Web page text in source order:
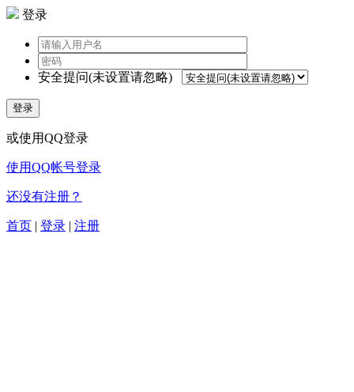
登录
安全提问(未设置请忽略)
登录
或使用QQ登录
使用QQ帐号登录
还没有注册？
首页 | 登录 | 注册